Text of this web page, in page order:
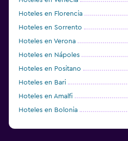
Hoteles en Florencia
Hoteles en Sorrento
Hoteles en Verona
Hoteles en Nápoles
Hoteles en Positano
Hoteles en Bari
Hoteles en Amalfi
Hoteles en Bolonia